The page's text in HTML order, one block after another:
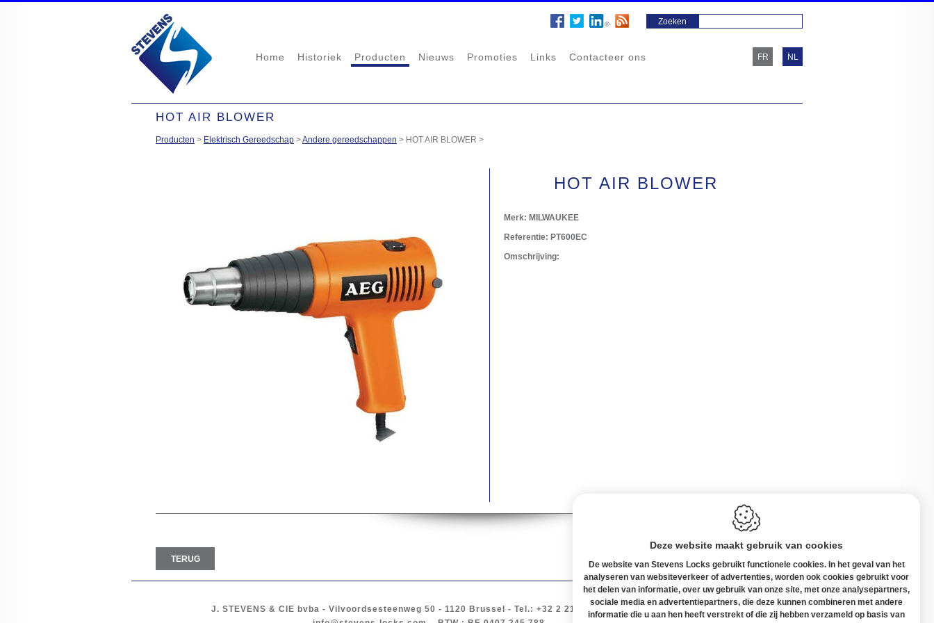
Home Historiek Producten Nieuws Promoties Links Contacteer ons FR NL
HOT AIR BLOWER
Producten > Elektrisch Gereedschap >Andere gereedschappen > HOT AIR BLOWER >
HOT AIR BLOWER
Merk: MILWAUKEE
Referentie: PT600EC
Omschrijving:
TERUG
J. STEVENS & CIE bvba - Vilvoordsesteenweg 50 - 1120 Brussel - Tel.: +32 2 217 61 97 -
België
Deze website maakt gebruik van cookies
De website van Stevens Locks gebruikt functionele cookies. In het geval van het
analyseren van websiteverkeer of advertenties, worden ook cookies gebruikt voor
het delen van informatie, over uw gebruik van onze site, met onze analysepartners,
sociale media en advertentiepartners, die deze kunnen combineren met andere
informatie die u aan hen heeft verstrekt of die zij hebben verzameld op basis van